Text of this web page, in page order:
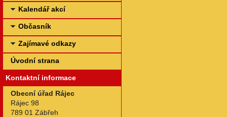
Kalendář akcí
Občasník
Zajímavé odkazy
Úvodní strana
Kontaktní informace
Obecní úřad Rájec
Rájec 98
789 01 Zábřeh